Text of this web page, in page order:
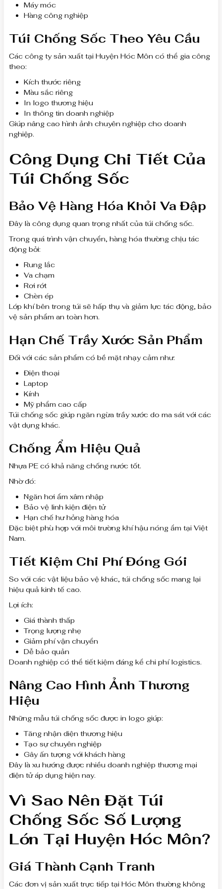
Máy móc
Hàng công nghiệp
Túi Chống Sốc Theo Yêu Cầu
Các công ty sản xuất tại Huyện Hóc Môn có thể gia công
theo:
Kích thước riêng
Màu sắc riêng
In logo thương hiệu
In thông tin doanh nghiệp
Giúp nâng cao hình ảnh chuyên nghiệp cho doanh
nghiệp.
Công Dụng Chi Tiết Của
Túi Chống Sốc
Bảo Vệ Hàng Hóa Khỏi Va Đập
Đây là công dụng quan trọng nhất của túi chống sốc.
Trong quá trình vận chuyển, hàng hóa thường chịu tác
động bởi:
Rung lắc
Va chạm
Rơi rớt
Chèn ép
Lớp khí bên trong túi sẽ hấp thụ và giảm lực tác động, bảo
vệ sản phẩm an toàn hơn.
Hạn Chế Trầy Xước Sản Phẩm
Đối với các sản phẩm có bề mặt nhạy cảm như:
Điện thoại
Laptop
Kính
Mỹ phẩm cao cấp
Túi chống sốc giúp ngăn ngừa trầy xước do ma sát với các
vật dụng khác.
Chống Ẩm Hiệu Quả
Nhựa PE có khả năng chống nước tốt.
Nhờ đó:
Ngăn hơi ẩm xâm nhập
Bảo vệ linh kiện điện tử
Hạn chế hư hỏng hàng hóa
Đặc biệt phù hợp với môi trường khí hậu nóng ẩm tại Việt
Nam.
Tiết Kiệm Chi Phí Đóng Gói
So với các vật liệu bảo vệ khác, túi chống sốc mang lại
hiệu quả kinh tế cao.
Lợi ích:
Giá thành thấp
Trọng lượng nhẹ
Giảm phí vận chuyển
Dễ bảo quản
Doanh nghiệp có thể tiết kiệm đáng kể chi phí logistics.
Nâng Cao Hình Ảnh Thương
Hiệu
Những mẫu túi chống sốc được in logo giúp:
Tăng nhận diện thương hiệu
Tạo sự chuyên nghiệp
Gây ấn tượng với khách hàng
Đây là xu hướng được nhiều doanh nghiệp thương mại
điện tử áp dụng hiện nay.
Vì Sao Nên Đặt Túi
Chống Sốc Số Lượng
Lớn Tại Huyện Hóc Môn?
Giá Thành Cạnh Tranh
Các đơn vị sản xuất trực tiếp tại Hóc Môn thường không